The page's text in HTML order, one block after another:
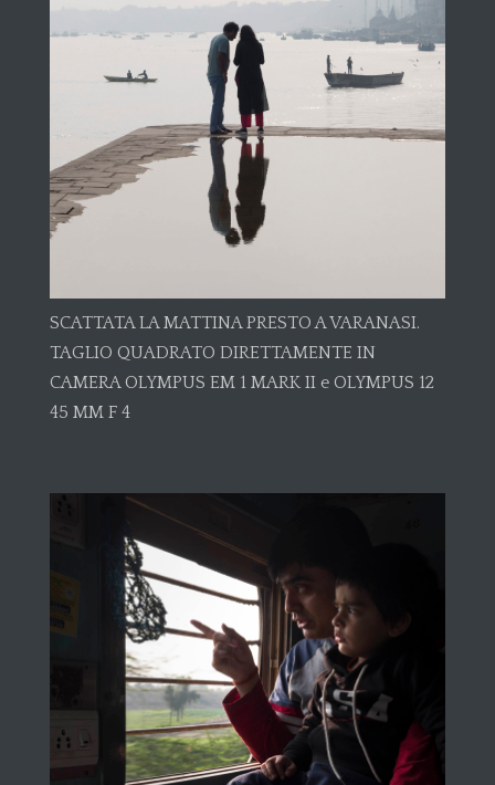
SCATTATA LA MATTINA PRESTO A VARANASI.
TAGLIO QUADRATO DIRETTAMENTE IN
CAMERA OLYMPUS EM 1 MARK II e OLYMPUS 12
45 MM F 4